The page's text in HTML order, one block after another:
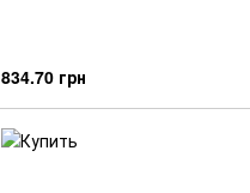
834.70 грн